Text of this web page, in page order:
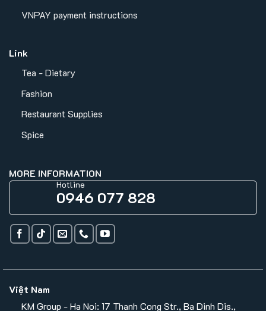
VNPAY payment instructions
Link
Tea - Dietary
Fashion
Restaurant Supplies
Spice
MORE INFORMATION
Hotline
0946 077 828
Việt Nam
KM Group - Ha Noi: 17 Thanh Cong Str., Ba Dinh Dis.,